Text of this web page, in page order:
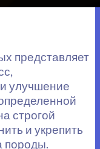
представляет
улучшение
строгой
и укрепить
породы.